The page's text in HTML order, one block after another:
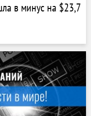
в минус на $23,7